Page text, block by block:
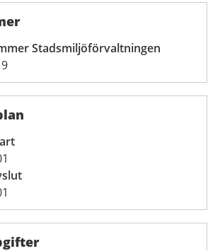
Stadsmiljöförvaltningen